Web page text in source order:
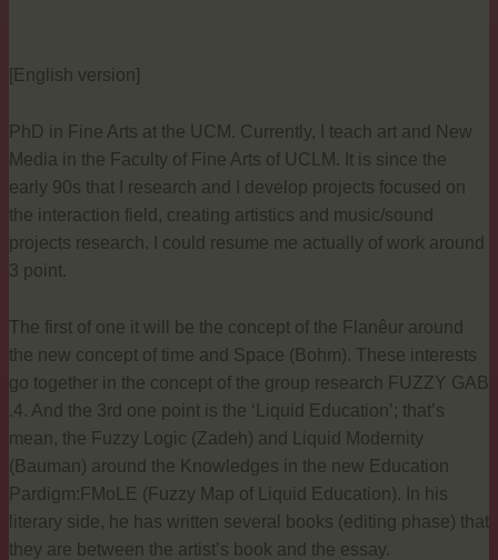
[English version]
PhD in Fine Arts at the UCM. Currently, I teach art and New
Media in the Faculty of Fine Arts of UCLM. It is since the
early 90s that I research and I develop projects focused on
the interaction field, creating artistics and music/sound
projects research. I could resume me actually of work around
3 point.
The first of one it will be the concept of the Flanêur around
the new concept of time and Space (Bohm). These interests
go together in the concept of the group research FUZZY GAB
.4. And the 3rd one point is the ‘Liquid Education’; that’s
mean, the Fuzzy Logic (Zadeh) and Liquid Modernity
(Bauman) around the Knowledges in the new Education
Pardigm:FMoLE (Fuzzy Map of Liquid Education). In his
literary side, he has written several books (editing phase) that
they are between the artist’s book and the essay.